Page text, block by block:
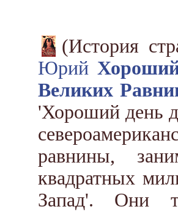
(История
Юрий
Великих
'Хороший день
равнины,
квадратных
Запад'. Они